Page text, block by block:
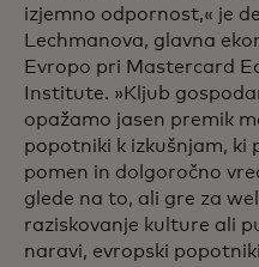
izjemno odpornost,« je
Lechmanova, glavna
Evropo pri Mastercard
Institute. »Kljub
opažamo jasen premik
popotniki k izkušnjam, ki
pomen in dolgoročno
glede na to, ali gre za
raziskovanje kulture ali
naravi, evropski